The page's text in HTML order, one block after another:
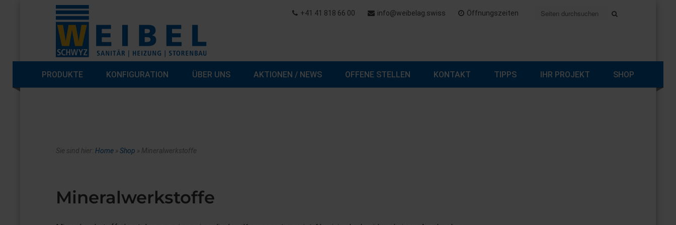
+41 41 818 66 00 info@weibelag.swiss Öffnungszeiten
PRODUKTE KONFIGURATION ÜBER UNS AKTIONEN / NEWS OFFENE STELLEN KONTAKT TIPPS IHR PROJEKT SHOP
Sie sind hier: Home »Shop » Mineralwerkstoffe
Mineralwerkstoffe